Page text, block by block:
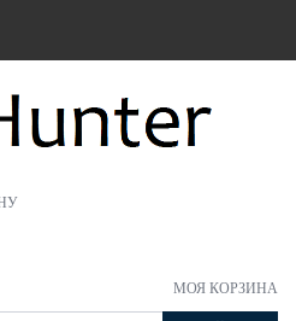
МОЯ КОРЗИНА